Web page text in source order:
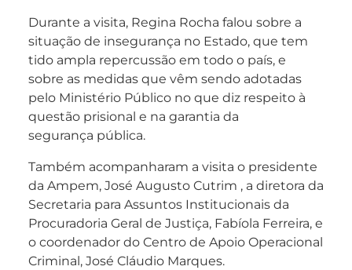
Durante a visita, Regina Rocha falou sobre a
situação de insegurança no Estado, que tem
tido ampla repercussão em todo o país, e
sobre as medidas que vêm sendo adotadas
pelo Ministério Público no que diz respeito à
questão prisional e na garantia da
segurança pública.
Também acompanharam a visita o presidente
da Ampem, José Augusto Cutrim , a diretora da
Secretaria para Assuntos Institucionais da
Procuradoria Geral de Justiça, Fabíola Ferreira, e
o coordenador do Centro de Apoio Operacional
Criminal, José Cláudio Marques.